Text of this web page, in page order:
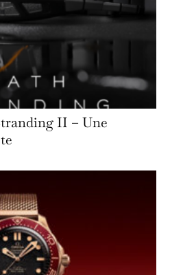
II – Une